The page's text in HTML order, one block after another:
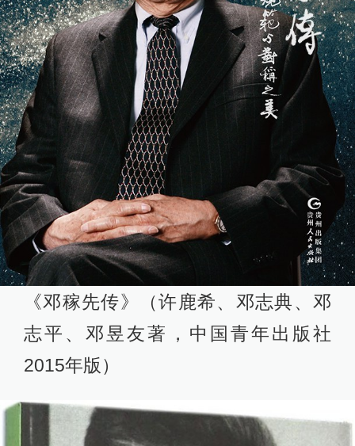
《邓稼先传》（许鹿希、邓志典、邓
志平、邓昱友著，中国青年出版社
2015年版）